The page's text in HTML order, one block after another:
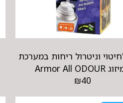
וניטרול ריחות במערכת
המיזוג Armor All ODOUR
ELIMINATOR
₪40